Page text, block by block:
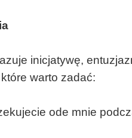
inicjatywę,
warto zadać:
ode mnie